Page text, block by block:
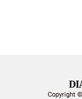
Copyright